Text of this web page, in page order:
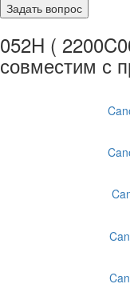
052H (
совместим с